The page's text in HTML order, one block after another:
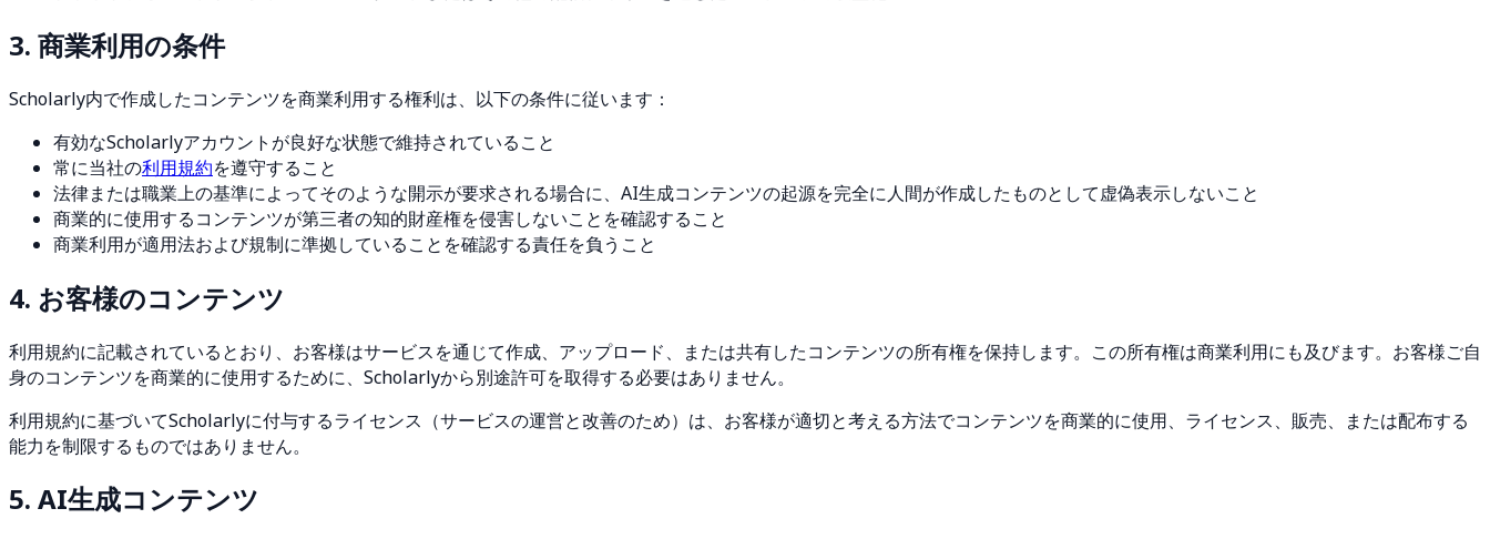
3. 商業利用の条件
Scholarly内で作成したコンテンツを商業利用する権利は、以下の条件に従います：
有効なScholarlyアカウントが良好な状態で維持されていること
常に当社の利用規約を遵守すること
法律または職業上の基準によってそのような開示が要求される場合に、AI生成コンテンツの起源を完全に人間が作成したものとして虚偽表示しないこと
商業的に使用するコンテンツが第三者の知的財産権を侵害しないことを確認すること
商業利用が適用法および規制に準拠していることを確認する責任を負うこと
4. お客様のコンテンツ
利用規約に記載されているとおり、お客様はサービスを通じて作成、アップロード、または共有したコンテンツの所有権を保持します。この所有権は商業利用にも及びます。お客様ご自
身のコンテンツを商業的に使用するために、Scholarlyから別途許可を取得する必要はありません。
利用規約に基づいてScholarlyに付与するライセンス（サービスの運営と改善のため）は、お客様が適切と考える方法でコンテンツを商業的に使用、ライセンス、販売、または配布する
能力を制限するものではありません。
5. AI生成コンテンツ